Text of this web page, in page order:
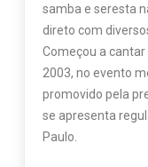
samba e seresta
direto com
Começou a
2003, no evento
promovido pela
se apresenta
Paulo.